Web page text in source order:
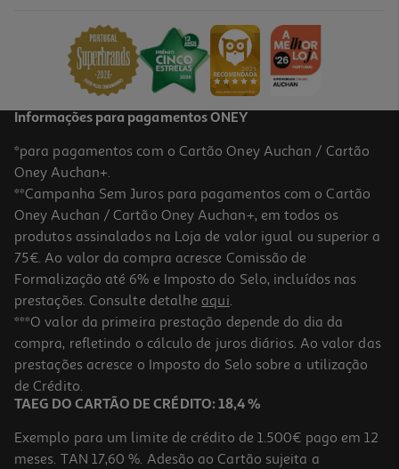
Informações para pagamentos ONEY
*para pagamentos com o Cartão Oney Auchan / Cartão
Oney Auchan+.
**Campanha Sem Juros para pagamentos com o Cartão
Oney Auchan / Cartão Oney Auchan+, em todos os
produtos assinalados na Loja de valor igual ou superior a
75€. Ao valor da compra acresce Comissão de
Formalização até 6% e Imposto do Selo, incluídos nas
prestações. Consulte detalhe aqui.
***O valor da primeira prestação depende do dia da
compra, refletindo o cálculo de juros diários. Ao valor das
prestações acresce o Imposto do Selo sobre a utilização
de Crédito.
TAEG DO CARTÃO DE CRÉDITO: 18,4 %
Exemplo para um limite de crédito de 1.500€ pago em 12
meses. TAN 17,60 %. Adesão ao Cartão sujeita a